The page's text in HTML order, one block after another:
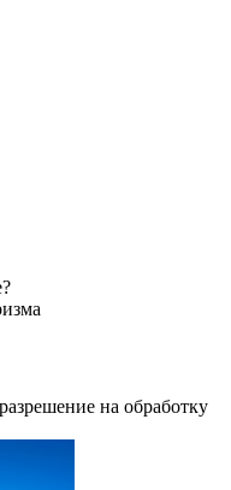
на обработку